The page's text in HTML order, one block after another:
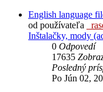
English language
od používateľa
Inštalačky, mody
0 Odpovedí
17635
Posledný
Po Jún 02,